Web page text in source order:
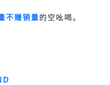
不赚销量的空吆喝。